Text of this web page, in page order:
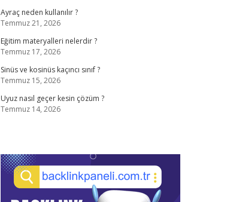
Ayraç neden kullanılır ?
Temmuz 21, 2026
Eğitim materyalleri nelerdir ?
Temmuz 17, 2026
Sinüs ve kosinüs kaçıncı sınıf ?
Temmuz 15, 2026
Uyuz nasıl geçer kesin çözüm ?
Temmuz 14, 2026